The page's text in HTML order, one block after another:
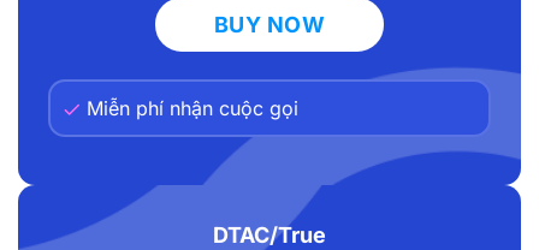
BUY NOW
Miễn phí nhận cuộc gọi
DTAC/True